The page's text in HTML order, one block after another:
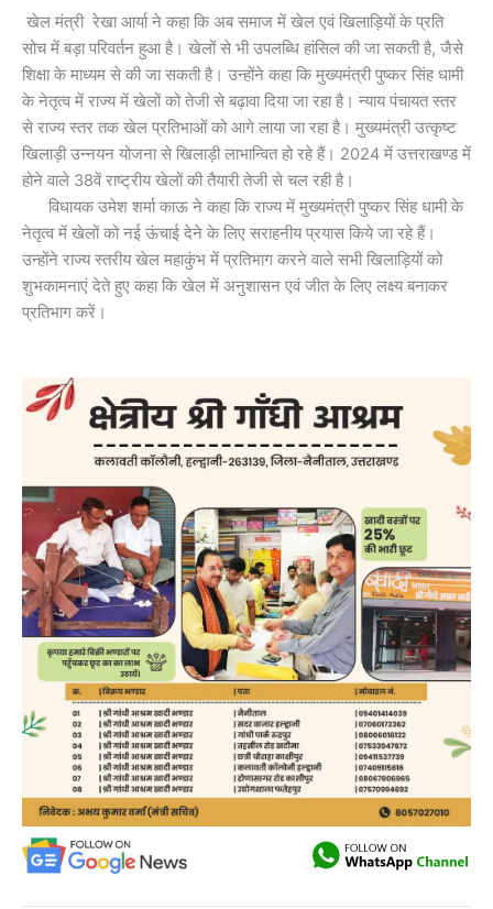
खेल मंत्री रेखा आर्या ने कहा कि अब समाज में खेल एवं खिलाड़ियों के प्रति
सोच में बड़ा परिवर्तन हुआ है। खेलों से भी उपलब्धि हांसिल की जा सकती है, जैसे
शिक्षा के माध्यम से की जा सकती है। उन्होंने कहा कि मुख्यमंत्री पुष्कर सिंह धामी
के नेतृत्व में राज्य में खेलों को तेजी से बढ़ावा दिया जा रहा है। न्याय पंचायत स्तर
से राज्य स्तर तक खेल प्रतिभाओं को आगे लाया जा रहा है। मुख्यमंत्री उत्कृष्ट
खिलाड़ी उन्नयन योजना से खिलाड़ी लाभान्वित हो रहे हैं। 2024 में उत्तराखण्ड में
होने वाले 38वें राष्ट्रीय खेलों की तैयारी तेजी से चल रही है।
विधायक उमेश शर्मा काऊ ने कहा कि राज्य में मुख्यमंत्री पुष्कर सिंह धामी के
नेतृत्व में खेलों को नई ऊंचाई देने के लिए सराहनीय प्रयास किये जा रहे हैं।
उन्होंने राज्य स्तरीय खेल महाकुंभ में प्रतिभाग करने वाले सभी खिलाड़ियों को
शुभकामनाएं देते हुए कहा कि खेल में अनुशासन एवं जीत के लिए लक्ष्य बनाकर
प्रतिभाग करें।